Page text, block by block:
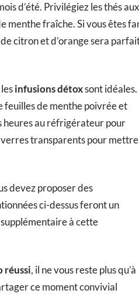
d’été. Privilégiez les thés aux
menthe fraîche. Si vous êtes
citron et d’orange sera
infusions détoxsont idéales.
feuilles de menthe poivrée et
heures au réfrigérateur pour
transparents pour mettre
devez proposer des
ci-dessus feront un
à cette
réussi, il ne vous reste plus qu’à
ce moment convivial